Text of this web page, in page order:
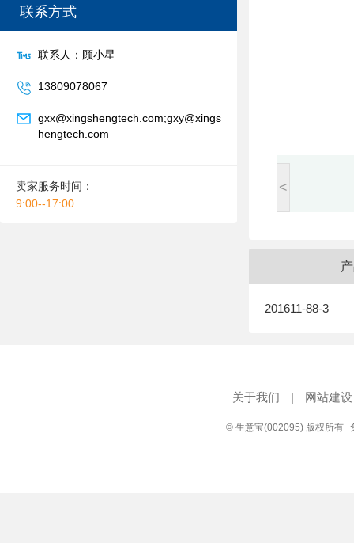
联系方式
联系人：顾小星
13809078067
gxx@xingshengtech.com;gxy@xings
hengtech.com
卖家服务时间：
9:00--17:00
<
201611-88-3
关于我们 | 网站建设
© 生意宝(002095) 版权所有